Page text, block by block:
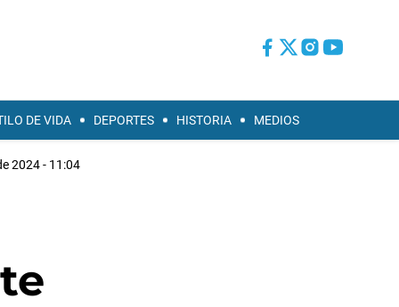
DE VIDA DEPORTES HISTORIA MEDIOS
2024 - 11:04